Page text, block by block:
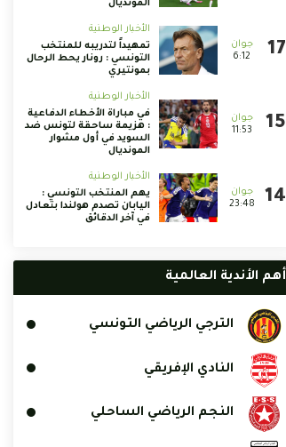
المونديال
6:12
الأخبار الوطنية
تمهيداً لتدريبه للمنتخب
التونسي : رونار يحط الرحال
بمونتيري
11:53
الأخبار الوطنية
في مباراة الأخطاء الدفاعية
: هزيمة ساحقة لتونس ضد
السويد في أول مشوار
المونديال
23:48
الأخبار الوطنية
يهم المنتخب التونسي :
اليابان تصدم هولندا بتعادل
في آخر الدقائق
أهم الأندية العالمية
الترجي الرياضي التونسي
النادي الإفريقي
النجم الرياضي الساحلي